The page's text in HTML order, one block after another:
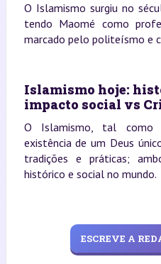
O Islamismo surgiu no
tendo Maomé como
marcado pelo politeísmo e
Islamismo hoje:
impacto social vs
O Islamismo, tal como
existência de um Deus
tradições e práticas;
histórico e social no mundo.
ESCREVE A